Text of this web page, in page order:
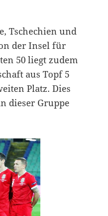
Tschechien und
der Insel für
50 liegt zudem
aus Topf 5
Platz. Dies
dieser Gruppe